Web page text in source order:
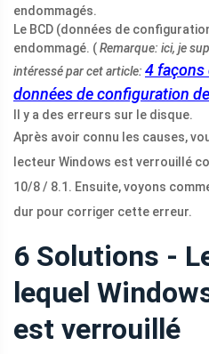
endommagés.
Le BCD (données de
endommagé. (Remarque: ici, je
intéressé par cet article: 4 façons
données de configuration
Il y a des erreurs sur le disque.
Après avoir connu les causes,
lecteur Windows est verrouillé
10/8 / 8.1. Ensuite, voyons
dur pour corriger cette erreur.
6 Solutions -
lequel
est verrouillé